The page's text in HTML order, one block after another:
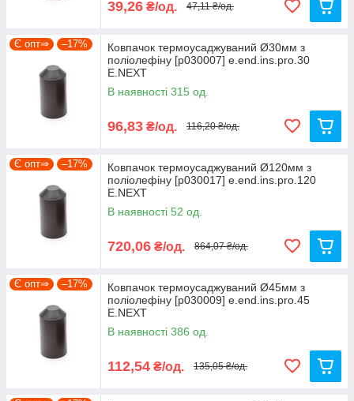
39,26 ₴/од. 47,11 ₴/од.
Є опт⇒ –17%
Ковпачок термоусаджуваний Ø30мм з
поліолефіну [p030007] e.end.ins.pro.30
E.NEXT
В наявності 315 од.
96,83 ₴/од. 116,20 ₴/од.
Є опт⇒ –17%
Ковпачок термоусаджуваний Ø120мм з
поліолефіну [p030017] e.end.ins.pro.120
E.NEXT
В наявності 52 од.
720,06 ₴/од. 864,07 ₴/од.
Є опт⇒ –17%
Ковпачок термоусаджуваний Ø45мм з
поліолефіну [p030009] e.end.ins.pro.45
E.NEXT
В наявності 386 од.
112,54 ₴/од. 135,05 ₴/од.